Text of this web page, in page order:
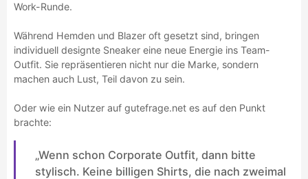
Work-Runde.
Während Hemden und Blazer oft gesetzt sind, bringen
individuell designte Sneaker eine neue Energie ins Team-
Outfit. Sie repräsentieren nicht nur die Marke, sondern
machen auch Lust, Teil davon zu sein.
Oder wie ein Nutzer auf gutefrage.net es auf den Punkt
brachte:
„Wenn schon Corporate Outfit, dann bitte
stylisch. Keine billigen Shirts, die nach zweimal